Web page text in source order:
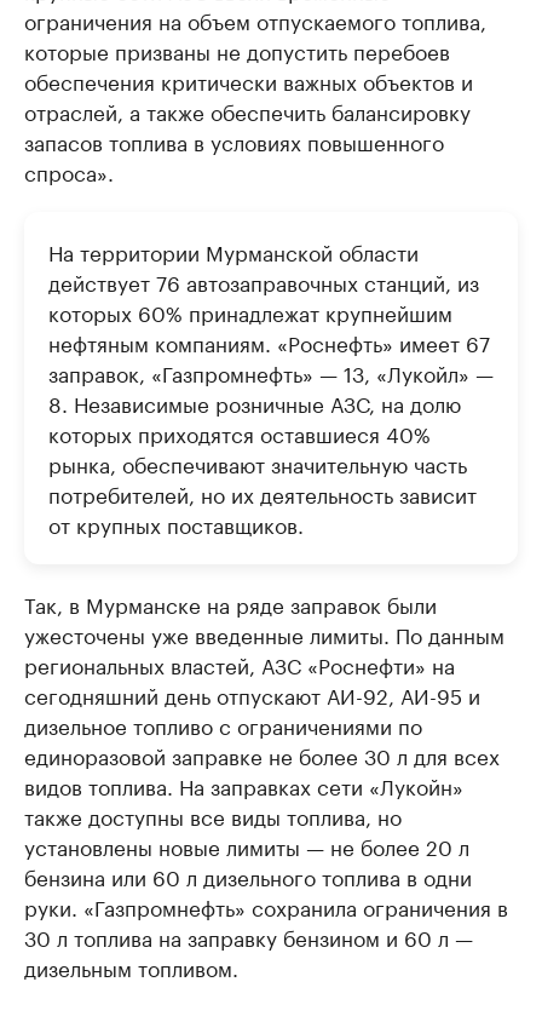
ограничения на объем отпускаемого топлива,
которые призваны не допустить перебоев
обеспечения критически важных объектов и
отраслей, а также обеспечить балансировку
запасов топлива в условиях повышенного
спроса».
На территории Мурманской области
действует 76 автозаправочных станций, из
которых 60% принадлежат крупнейшим
нефтяным компаниям. «Роснефть» имеет 67
заправок, «Газпромнефть» — 13, «Лукойл» —
8. Независимые розничные АЗС, на долю
которых приходятся оставшиеся 40%
рынка, обеспечивают значительную часть
потребителей, но их деятельность зависит
от крупных поставщиков.
Так, в Мурманске на ряде заправок были
ужесточены уже введенные лимиты. По данным
региональных властей, АЗС «Роснефти» на
сегодняшний день отпускают АИ-92, АИ-95 и
дизельное топливо с ограничениями по
единоразовой заправке не более 30 л для всех
видов топлива. На заправках сети «Лукойн»
также доступны все виды топлива, но
установлены новые лимиты — не более 20 л
бензина или 60 л дизельного топлива в одни
руки. «Газпромнефть» сохранила ограничения в
30 л топлива на заправку бензином и 60 л —
дизельным топливом.